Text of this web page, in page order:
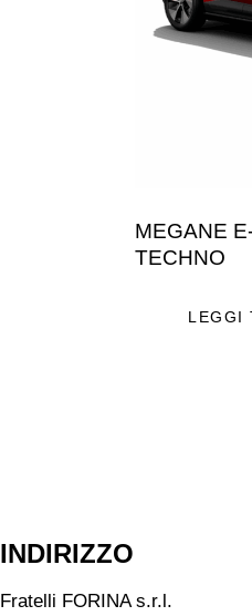
MEGANE
TECHNO
LEGGI
INDIRIZZO
Fratelli FORINA s.r.l.